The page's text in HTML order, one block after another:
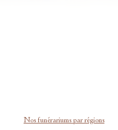
Nos funérariums par régions